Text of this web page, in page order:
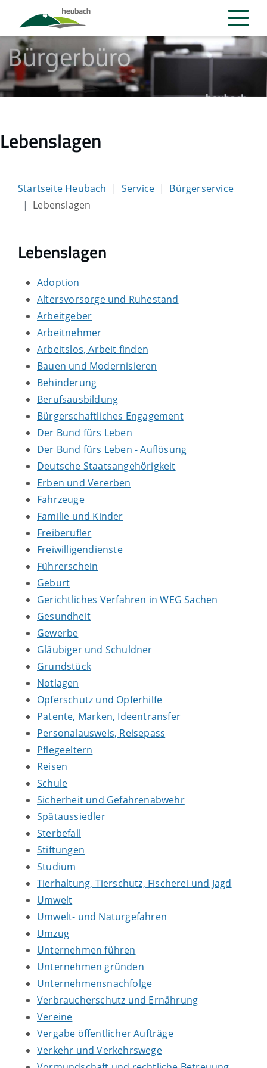
Lebenslagen
Startseite Heubach Service
Bürgerservice
Lebenslagen
Lebenslagen
Adoption
Altersvorsorge und Ruhestand
Arbeitgeber
Arbeitnehmer
Arbeitslos, Arbeit finden
Bauen und Modernisieren
Behinderung
Berufsausbildung
Bürgerschaftliches Engagement
Der Bund fürs Leben
Der Bund fürs Leben - Auflösung
Deutsche Staatsangehörigkeit
Erben und Vererben
Fahrzeuge
Familie und Kinder
Freiberufler
Freiwilligendienste
Führerschein
Geburt
Gerichtliches Verfahren in WEG Sachen
Gesundheit
Gewerbe
Gläubiger und Schuldner
Grundstück
Notlagen
Opferschutz und Opferhilfe
Patente, Marken, Ideentransfer
Personalausweis, Reisepass
Pflegeeltern
Reisen
Schule
Sicherheit und Gefahrenabwehr
Spätaussiedler
Sterbefall
Stiftungen
Studium
Tierhaltung, Tierschutz, Fischerei und Jagd
Umwelt
Umwelt- und Naturgefahren
Umzug
Unternehmen führen
Unternehmen gründen
Unternehmensnachfolge
Verbraucherschutz und Ernährung
Vereine
Vergabe öffentlicher Aufträge
Verkehr und Verkehrswege